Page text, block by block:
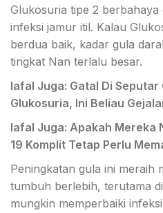
Glukosuria tipe 2
infeksi jamur itil. Kalau
berdua baik, kadar gula
tingkat Nan terlalu besar.
lafal Juga: Gatal Di
Glukosuria, Ini Beliau
lafal Juga: Apakah Mereka
19 Komplit Tetap Perlu
Peningkatan gula ini meraih
tumbuh berlebih, terutama
mungkin memperbaiki